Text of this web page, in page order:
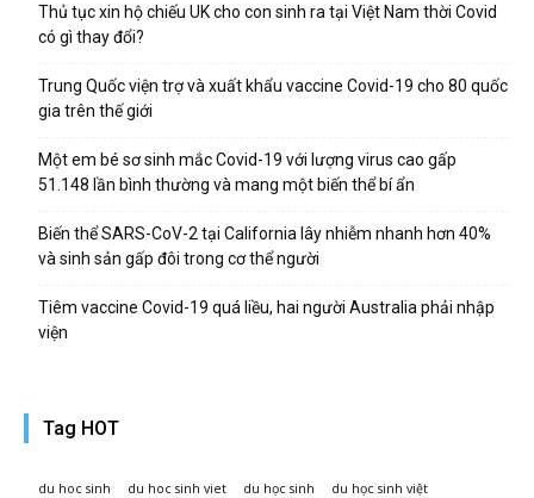
Thủ tục xin hộ chiếu UK cho con sinh ra tại Việt Nam thời Covid
có gì thay đổi?
Trung Quốc viện trợ và xuất khẩu vaccine Covid-19 cho 80 quốc
gia trên thế giới
Một em bé sơ sinh mắc Covid-19 với lượng virus cao gấp
51.148 lần bình thường và mang một biến thể bí ẩn
Biến thể SARS-CoV-2 tại California lây nhiễm nhanh hơn 40%
và sinh sản gấp đôi trong cơ thể người
Tiêm vaccine Covid-19 quá liều, hai người Australia phải nhập
viện
Tag HOT
du hoc sinh du hoc sinh viet du học sinh du học sinh việt